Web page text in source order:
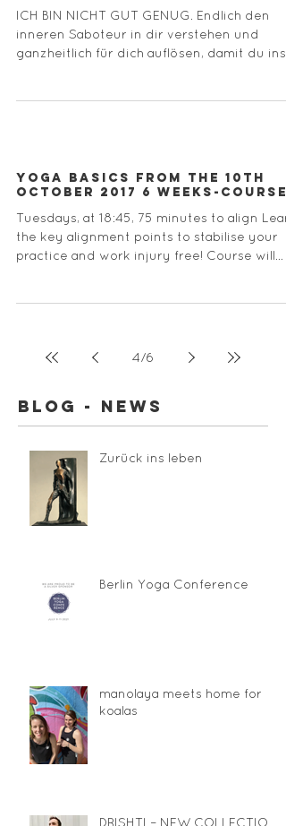
ICH BIN NICHT GUT GENUG. Endlich den
inneren Saboteur in dir verstehen und
ganzheitlich für dich auflösen, damit du ins
Yoga Basics from the 10th
October 2017 6 weeks-course
Tuesdays, at 18:45, 75 minutes to align
the key alignment points to stabilise your
practice and work injury free! Course will
4/6
BLOG - NEWS
Zurück ins leben
Berlin Yoga Conference
manolaya meets home for
koalas
DRISHTI – NEW COLLECTION